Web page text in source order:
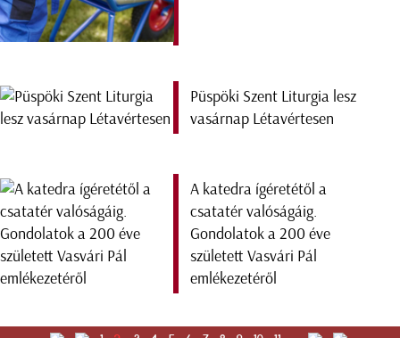
Püspöki Szent Liturgia lesz
vasárnap Létavértesen
A katedra ígéretétől a
csatatér valóságáig.
Gondolatok a 200 éve
született Vasvári Pál
emlékezetéről